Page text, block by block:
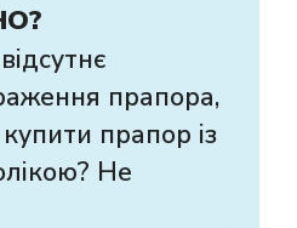
прапора,
прапор із
Не